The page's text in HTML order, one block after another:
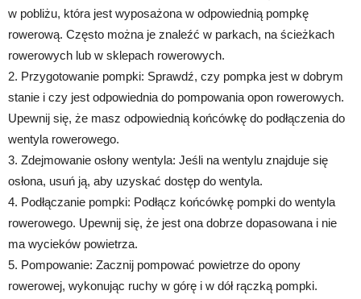
w pobliżu, która jest wyposażona w odpowiednią pompkę
rowerową. Często można je znaleźć w parkach, na ścieżkach
rowerowych lub w sklepach rowerowych.
2. Przygotowanie pompki: Sprawdź, czy pompka jest w dobrym
stanie i czy jest odpowiednia do pompowania opon rowerowych.
Upewnij się, że masz odpowiednią końcówkę do podłączenia do
wentyla rowerowego.
3. Zdejmowanie osłony wentyla: Jeśli na wentylu znajduje się
osłona, usuń ją, aby uzyskać dostęp do wentyla.
4. Podłączanie pompki: Podłącz końcówkę pompki do wentyla
rowerowego. Upewnij się, że jest ona dobrze dopasowana i nie
ma wycieków powietrza.
5. Pompowanie: Zacznij pompować powietrze do opony
rowerowej, wykonując ruchy w górę i w dół rączką pompki.